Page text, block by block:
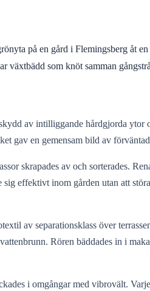
på en gård i Flemingsberg åt
växtbädd som knöt samman
av intilliggande hårdgjorda
gav en gemensam bild av
skrapades av och sorterades.
effektivt inom gården utan att
av separationsklass över
Rören bäddades in i
i omgångar med vibrovält.